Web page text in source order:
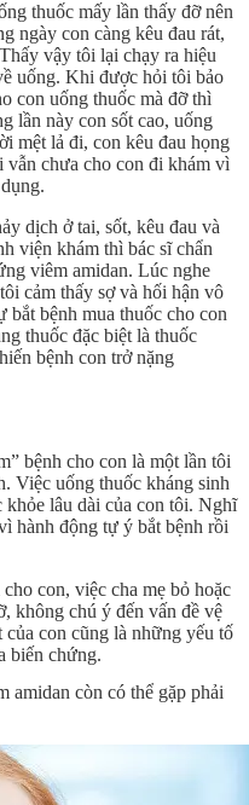
thuốc mấy lần thấy đỡ nên
ngày con càng kêu đau rát,
vậy tôi lại chạy ra hiệu
uống. Khi được hỏi tôi bảo
con uống thuốc mà đỡ thì
lần này con sốt cao, uống
mệt lả đi, con kêu đau họng
vẫn chưa cho con đi khám vì
dịch ở tai, sốt, kêu đau và
viện khám thì bác sĩ chẩn
viêm amidan. Lúc nghe
cảm thấy sợ và hối hận vô
bệnh mua thuốc cho con
thuốc đặc biệt là thuốc
bệnh con trở nặng
bệnh cho con là một lần tôi
Việc uống thuốc kháng sinh
khỏe lâu dài của con tôi. Nghĩ
hành động tự ý bắt bệnh rồi
con, việc cha mẹ bỏ hoặc
không chú ý đến vấn đề vệ
con cũng là những yếu tố
biến chứng.
amidan còn có thể gặp phải